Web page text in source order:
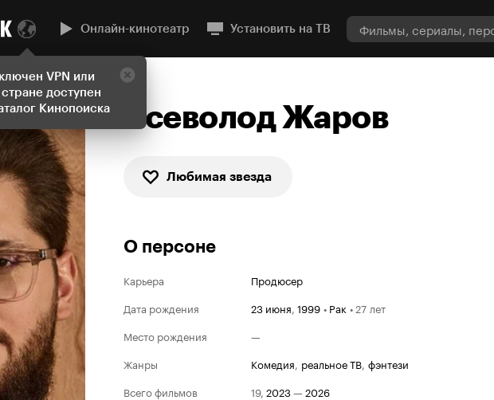
VPN или
доступен
Кинопоиска
Онлайн-кинотеатр Установить на ТВ
Всеволод Жаров
Любимая звезда
О персоне
Карьера
Продюсер
Дата рождения
23 июня, 1999 • Рак •27 лет
Место рождения
—
Жанры
комедия, реальное ТВ, фэнтези
Всего фильмов
19, 2023— 2026